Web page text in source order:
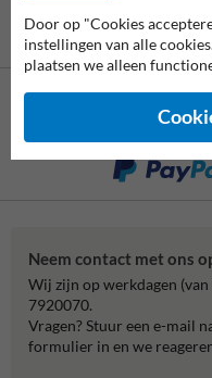
Neem contact met ons
Wij zijn op werkdagen
7920070.
Vragen? Stuur een e-mail
formulier in en we
Door op "Cookies
instellingen van alle
plaatsen we alleen